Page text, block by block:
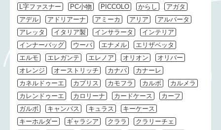
L字ファスナー
PC小物 PICCOLO からし
アガタ
アデル
アドリアーナ アミーカ アリア
アルバータ
アレッタ
イタリア製 インサラータ
インテリア
インナーバッグ
ウーバ エナメル
エリザベッタ
エルモ
エレガンテ エレノア オリオン
オリバー
オレンジ
オーストリッチ カナパ
カナーレ
カネルドゥーエ
カプリス カモフラ カルボ
カルメラ
カレンドゥーエ
カロリーナ カードケース
カーフ
ガルボ
キャンバス キュラス
キーケース
キーホルダー
ギャラシア クララ
クラリーチェ